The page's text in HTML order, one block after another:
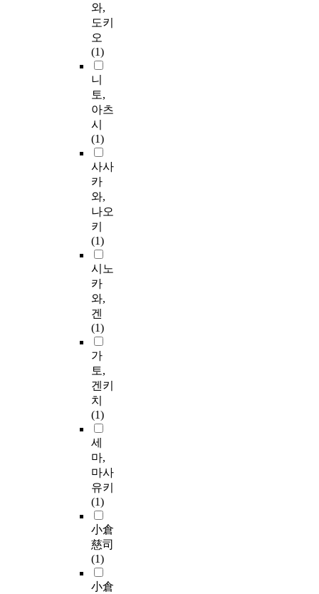
와,
도키
오
(1)
니
토,
아츠
시
(1)
사사
카
와,
나오
키
(1)
시노
카
와,
겐
(1)
가
토,
겐키
치
(1)
세
마,
마사
유키
(1)
小倉
慈司
(1)
小倉